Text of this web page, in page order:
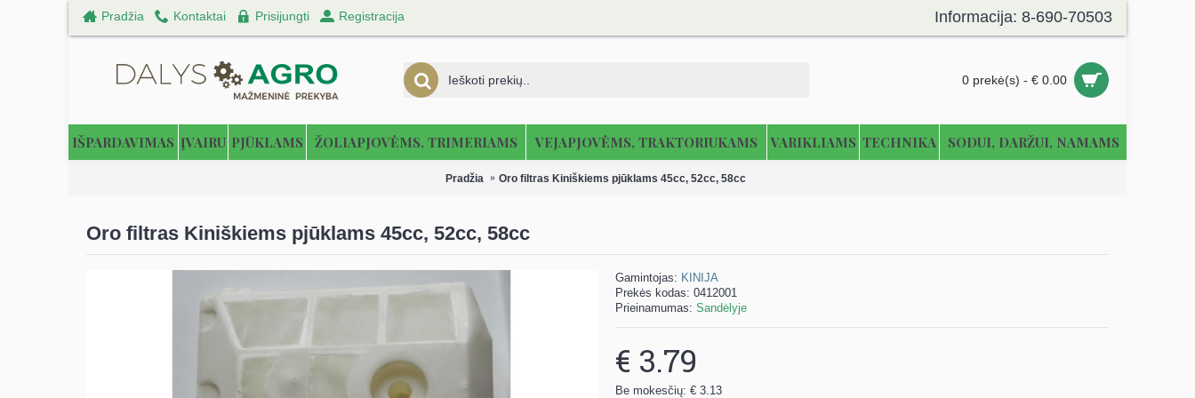
Pradžia Kontaktai Prisijungti Registracija Informacija: 8-690-70503
0 prekė(s) - € 0.00
IŠPARDAVIMAS ĮVAIRU PJŪKLAMS ŽOLIAPJOVĖMS, TRIMERIAMS VEJAPJOVĖMS, TRAKTORIUKAMS VARIKLIAMS TECHNIKA SODUI, DARŽUI, NAMAMS
Pradžia Oro filtras Kiniškiems pjūklams 45cc, 52cc, 58cc
Oro filtras Kiniškiems pjūklams 45cc, 52cc, 58cc
Gamintojas: KINIJA
Prekės kodas: 0412001
Prieinamumas: Sandėlyje
€ 3.79
Be mokesčių: € 3.13